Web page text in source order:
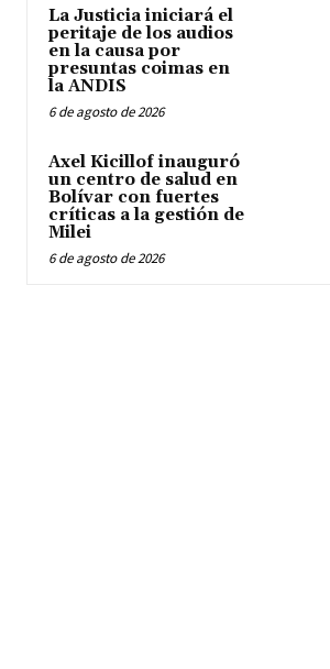
La Justicia iniciará el
peritaje de los audios
en la causa por
presuntas coimas en
la ANDIS
6 de agosto de 2026
Axel Kicillof inauguró
un centro de salud en
Bolívar con fuertes
críticas a la gestión de
Milei
6 de agosto de 2026